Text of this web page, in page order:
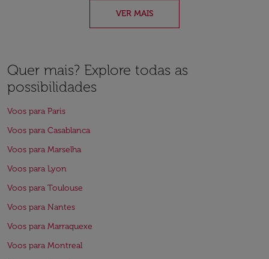
VER MAIS
Quer mais? Explore todas as
possibilidades
Voos para Paris
Voos para Casablanca
Voos para Marselha
Voos para Lyon
Voos para Toulouse
Voos para Nantes
Voos para Marraquexe
Voos para Montreal